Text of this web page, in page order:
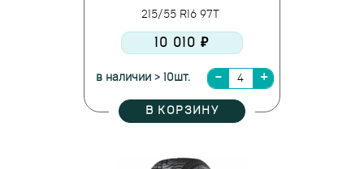
215/55 R16 97T
10 010 ₽
в наличии > 10шт.
В КОРЗИНУ